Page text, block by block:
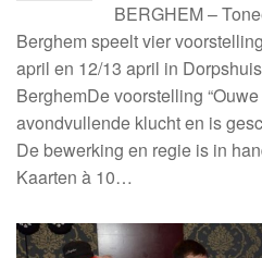
BERGHEM –
Berghem speelt vier
april en 12/13 april in
BerghemDe voorstelling
avondvullende klucht en is
De bewerking en regie is in
Kaarten à 10…